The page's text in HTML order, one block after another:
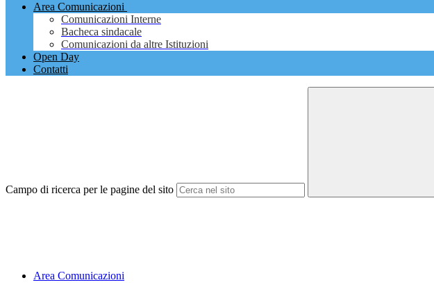
Area Comunicazioni
Comunicazioni Interne
Bacheca sindacale
Comunicazioni da altre Istituzioni
Open Day
Contatti
Campo di ricerca per le pagine del sito
Area Comunicazioni